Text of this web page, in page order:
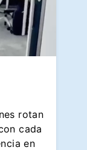
rotan
cada
en